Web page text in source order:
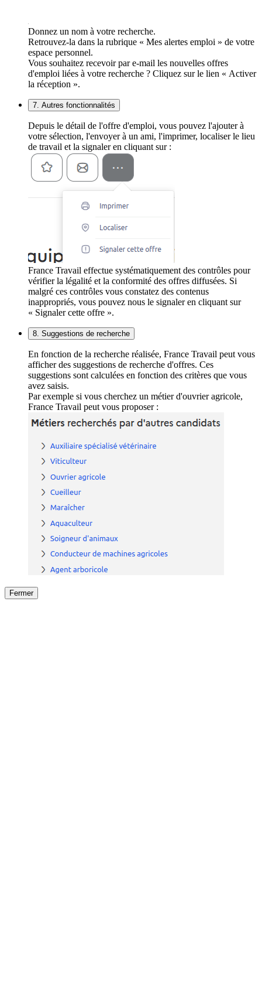
Donnez un nom à votre recherche.
Retrouvez-la dans la rubrique « Mes alertes emploi » de votre
espace personnel.
Vous souhaitez recevoir par e-mail les nouvelles offres
d'emploi liées à votre recherche ? Cliquez sur le lien « Activer
la réception ».
7. Autres fonctionnalités
Depuis le détail de l'offre d'emploi, vous pouvez l'ajouter à
votre sélection, l'envoyer à un ami, l'imprimer, localiser le lieu
de travail et la signaler en cliquant sur :
France Travail effectue systématiquement des contrôles pour
vérifier la légalité et la conformité des offres diffusées. Si
malgré ces contrôles vous constatez des contenus
inappropriés, vous pouvez nous le signaler en cliquant sur
« Signaler cette offre ».
8. Suggestions de recherche
En fonction de la recherche réalisée, France Travail peut vous
afficher des suggestions de recherche d'offres. Ces
suggestions sont calculées en fonction des critères que vous
avez saisis.
Par exemple si vous cherchez un métier d'ouvrier agricole,
France Travail peut vous proposer :
Fermer